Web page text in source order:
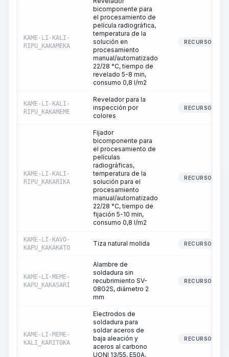
KAME-LI-KALI-
RIPU_KAKAMEKA
bicomponente para
el procesamiento de
película radiográfica,
temperatura de la
solución en
procesamiento
manual/automatizado
22/28 °C, tiempo de
revelado 5-8 min,
consumo 0,8 l/m2
RECURSO
KAME-LI-KALI-
RIPU_KAKAMEME
Revelador para la
inspección por
colores
RECURSO
KAME-LI-KALI-
RIPU_KAKARIKA
Fijador
bicomponente para
el procesamiento de
películas
radiográficas,
temperatura de la
solución para el
procesamiento
manual/automatizado
22/28 °C, tiempo de
fijación 5-10 min,
consumo 0,8 l/m2
RECURSO
KAME-LI-KAVO-
KAPU_KAKAKATO
Tiza natural molida RECURSO
KAME-LI-MEME-
KAPU_KAKASARI
Alambre de
soldadura sin
recubrimiento SV-
08G2S, diámetro 2
mm
RECURSO
KAME-LI-MEME-
KALI_KARITOKA
Electrodos de
soldadura para
soldar aceros de
baja aleación y
aceros al carbono
UONI 13/55, E50A,
RECURSO